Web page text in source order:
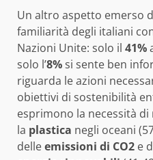
Un altro aspetto emerso
familiarità degli italiani
Nazioni Unite: solo il 41%
solo l’8%si sente ben
riguarda le azioni
obiettivi di sostenibilità
esprimono la necessità di
la plastica negli oceani
delleemissioni di CO2 e